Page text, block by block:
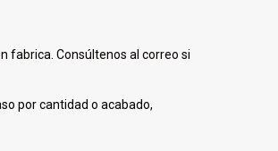
fabrica. Consúltenos al correo si
por cantidad o acabado,